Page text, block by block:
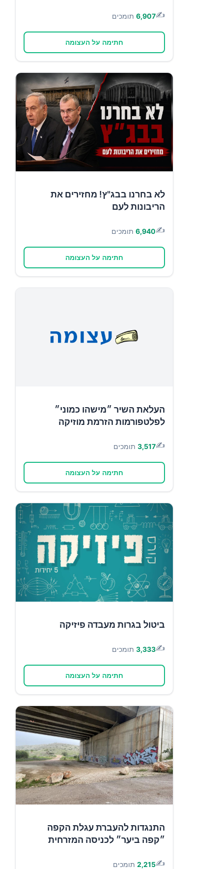
✍️
6,907 תומכים
חתימה על העצומה
לא בחרנו בבג"ץ! מחזירים את
הריבונות לעם
✍️
6,940 תומכים
חתימה על העצומה
העלאת השיר ״מישהו כמוני״
לפלטפורמות הזרמת מוזיקה
✍️
3,517 תומכים
חתימה על העצומה
ביטול בגרות מעבדה פיזיקה
✍️
3,333 תומכים
חתימה על העצומה
התנגדות להעברת עגלת הקפה
״קפה ביער״ לכניסה המזרחית
✍️
2,215 תומכים